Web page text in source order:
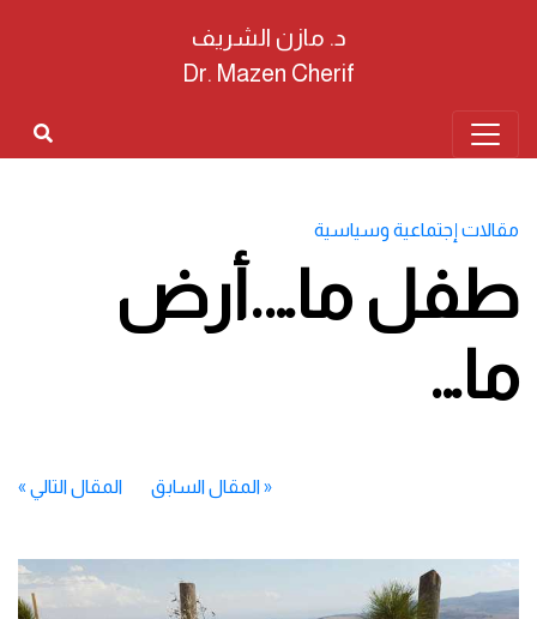
د. مازن الشريف
Dr. Mazen Cherif
مقالات إجتماعية وسياسية
طفل ما….أرض
ما…
«المقال السابق المقال التالي »